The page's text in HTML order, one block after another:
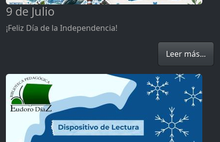
9 de Julio
¡Feliz Día de la Independencia!
Leer más...